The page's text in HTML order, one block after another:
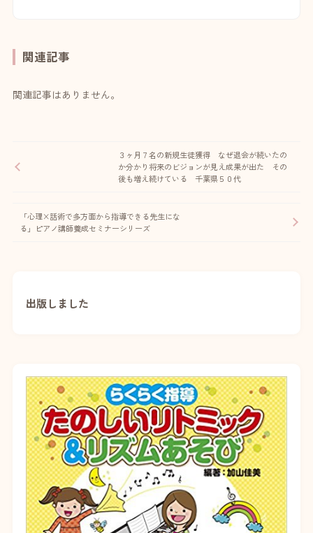
関連記事
関連記事はありません。
３ヶ月７名の新規生徒獲得 なぜ退会が続いたの
か分かり将来のビジョンが見え成果が出た その
後も増え続けている 千葉県５０代
「心理×話術で多方面から指導できる先生にな
る」ピアノ講師養成セミナーシリーズ
出版しました